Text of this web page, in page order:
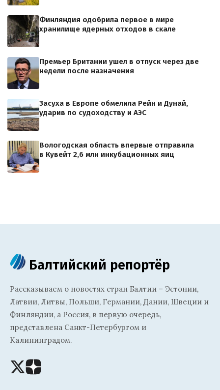
Финляндия одобрила первое в мире
хранилище ядерных отходов в скале
Премьер Британии ушел в отпуск через две
недели после назначения
Засуха в Европе обмелила Рейн и Дунай,
ударив по судоходству и АЭС
Вологодская область впервые отправила
в Кувейт 2,6 млн инкубационных яиц
Балтийский репортёр
Рассказываем о новостях стран Балтии – Эстонии,
Латвии, Литвы, Польши, Германии, Дании, Швеции и
Финляндии, а Россия, в первую очередь,
представлена Санкт-Петербургом и
Калининградом.